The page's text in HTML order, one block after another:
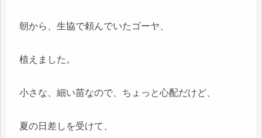
朝から、生協で頼んでいたゴーヤ、
植えました。
小さな、細い苗なので、ちょっと心配だけど、
夏の日差しを受けて、